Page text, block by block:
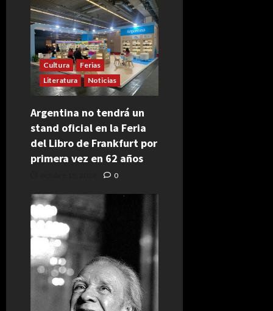
Cultura
Ferias
Literatura
Noticias
Argentina no tendrá un
stand oficial en la Feria
del Libro de Frankfurt por
primera vez en 62 años
0